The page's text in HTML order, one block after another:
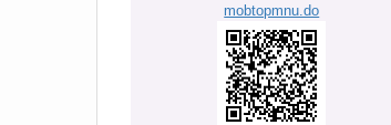
mobtopmnu.do